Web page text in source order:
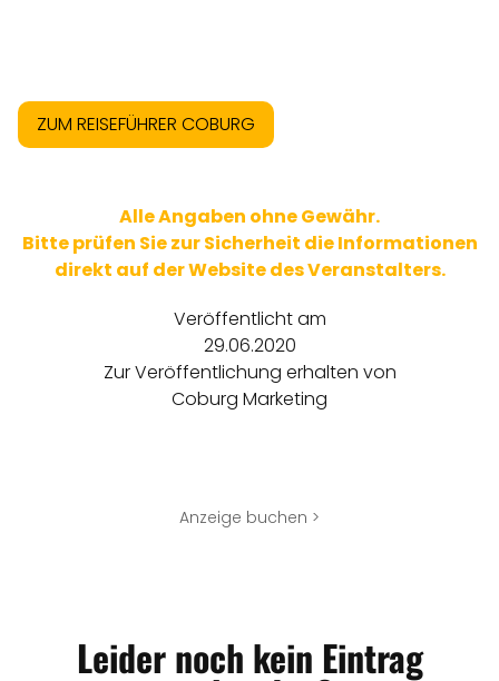
ZUM REISEFÜHRER COBURG
Alle Angaben ohne Gewähr.
Bitte prüfen Sie zur Sicherheit die Informationen
direkt auf der Website des Veranstalters.
Veröffentlicht am
29.06.2020
Zur Veröffentlichung erhalten von
Coburg Marketing
Anzeige buchen >
Leider noch kein Eintrag